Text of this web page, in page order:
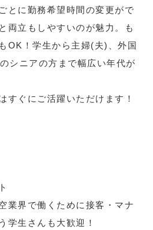
とに勤務希望時間の変更がで
両立もしやすいのが魅力。も
OK！学生から主婦(夫)、外国
シニアの方まで幅広い年代が
すぐにご活躍いただけます！
業界で働くために接客・マナ
学生さんも大歓迎！